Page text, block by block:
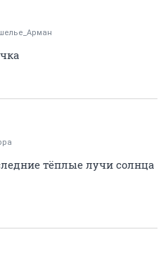
тёплые лучи солнца